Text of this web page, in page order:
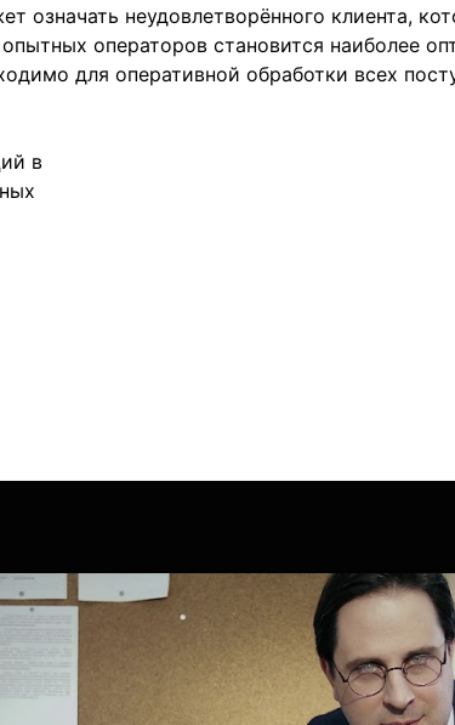
означать неудовлетворённого клиента,
операторов становится наиболее
для оперативной обработки всех